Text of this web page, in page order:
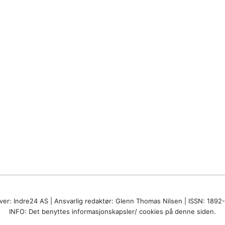
Indre24 AS | Ansvarlig redaktør: Glenn Thomas Nilsen | ISSN: 1892-
INFO: Det benyttes informasjonskapsler/ cookies på denne siden.